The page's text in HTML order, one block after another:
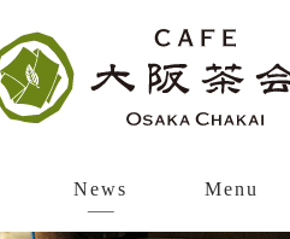
News Menu